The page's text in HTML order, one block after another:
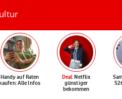
Handy auf Raten
Alle Infos
Deal: Netflix
günstiger
bekommen